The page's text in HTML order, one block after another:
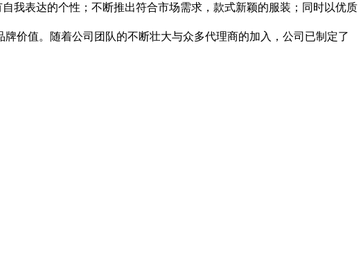
我表达的个性；不断推出符合市场需求，款式新颖的服装；同时以优质
价值。随着公司团队的不断壮大与众多代理商的加入，公司已制定了